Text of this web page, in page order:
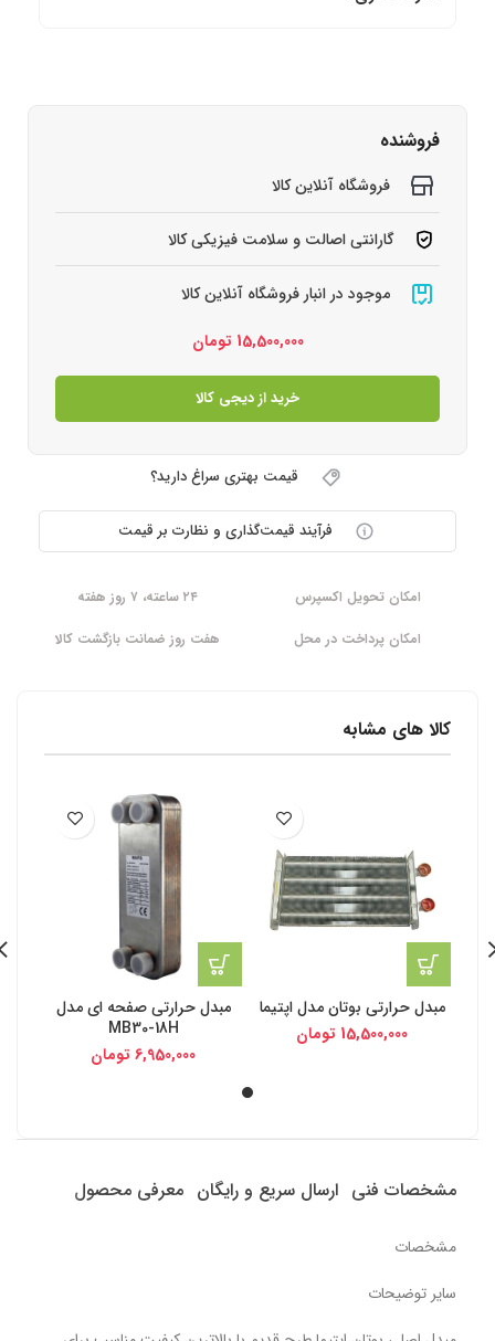
فروشنده
فروشگاه آنلاین کالا
گارانتی اصالت و سلامت فیزیکی کالا
موجود در انبار فروشگاه آنلاین کالا
15,500,000 تومان
خرید از دیجی کالا
قیمت بهتری سراغ دارید؟
فرآیند قیمت‌گذاری و نظارت بر قیمت
امکان تحویل اکسپرس
۲۴ ساعته، ۷ روز هفته
امکان پرداخت در محل
هفت روز ضمانت بازگشت کالا
کالا های مشابه
مبدل حرارتی بوتان مدل اپتیما
15,500,000 تومان
مبدل حرارتی صفحه ای مدل
MB30-18H
6,950,000 تومان
مشخصات فنی ارسال سریع و رایگان معرفی محصول
مشخصات
سایر توضیحات